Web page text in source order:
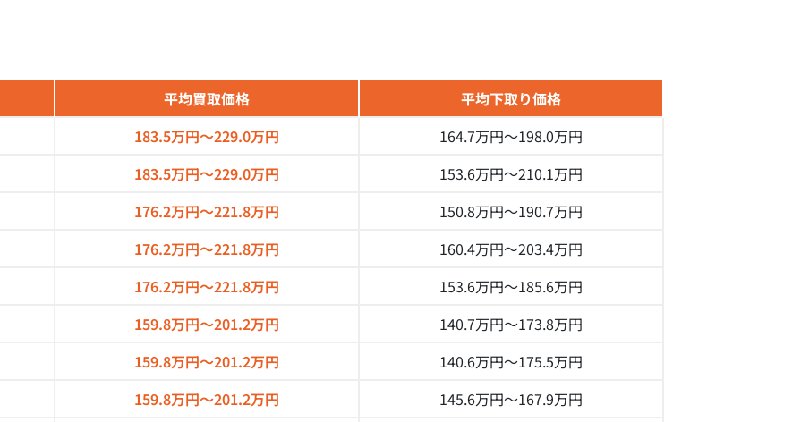
平均買取価格
平均下取り価格
183.5万円～229.0万円 164.7万円～198.0万円
183.5万円～229.0万円 153.6万円～210.1万円
176.2万円～221.8万円 150.8万円～190.7万円
176.2万円～221.8万円 160.4万円～203.4万円
176.2万円～221.8万円 153.6万円～185.6万円
159.8万円～201.2万円 140.7万円～173.8万円
159.8万円～201.2万円 140.6万円～175.5万円
159.8万円～201.2万円 145.6万円～167.9万円